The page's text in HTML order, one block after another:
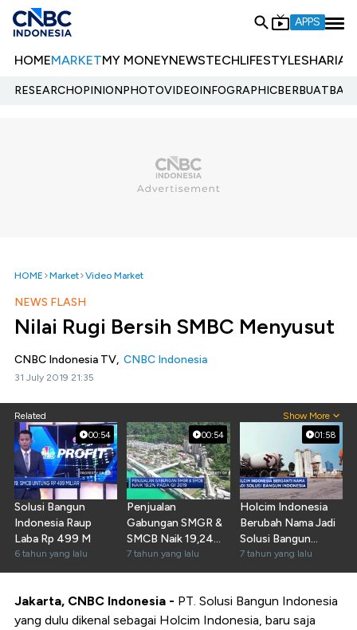
APPS
HOMEMARKETMY MONEYNEWSTECHLIFESTYLESHARIA
RESEARCHOPINIONPHOTOVIDEOINFOGRAPHIC
HOME Market Video Market
NEWS FLASH
Nilai Rugi Bersih SMBC Menyusut
CNBC Indonesia TV, CNBC Indonesia
31 July 2019 21:35
Related Show More
00:54
Solusi Bangun
Indonesia Raup
Laba Rp 499 M
6 tahun yang lalu
00:54
Penjualan
Gabungan SMGR &
SMCB Naik 19,24%
pada Q1-2019
7 tahun yang lalu
01:58
Holcim Indonesia
Berubah Nama Jadi
Solusi Bangun
Indonesia
7 tahun yang lalu
Jakarta, CNBC Indonesia - PT. Solusi Bangun Indonesia
yang dulu dikenal sebagai Holcim Indonesia, baru saja